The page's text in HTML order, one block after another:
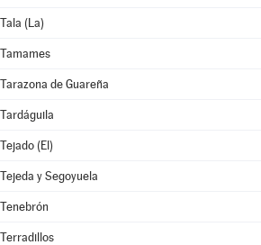
Tala (La)
Tamames
Tarazona de Guareña
Tardáguila
Tejado (El)
Tejeda y Segoyuela
Tenebrón
Terradillos